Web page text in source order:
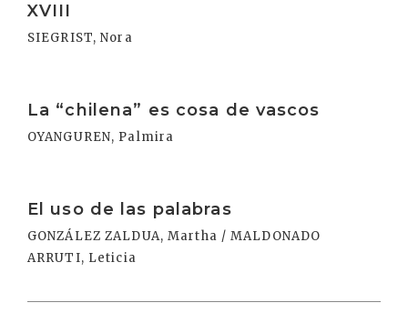
XVIII
SIEGRIST, Nora
La “chilena” es cosa de vascos
OYANGUREN, Palmira
El uso de las palabras
GONZÁLEZ ZALDUA, Martha / MALDONADO
ARRUTI, Leticia